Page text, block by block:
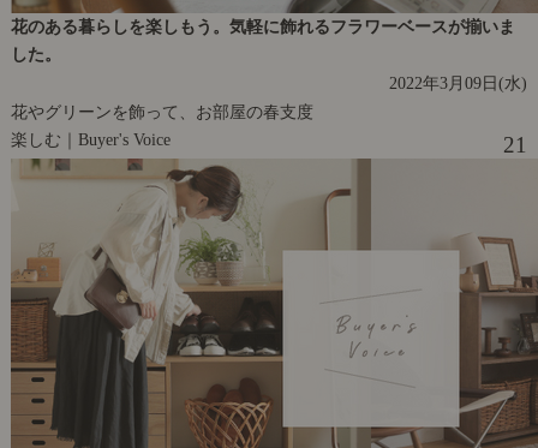
花のある暮らしを楽しもう。気軽に飾れるフラワーベースが揃いま
した。
2022年3月09日(水)
花やグリーンを飾って、お部屋の春支度
楽しむ｜Buyer's Voice
21